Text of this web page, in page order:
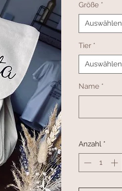
Größe *
Auswählen
Tier *
Auswählen
Name *
Anzahl *